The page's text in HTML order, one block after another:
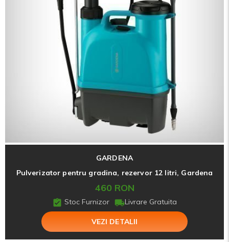
GARDENA
Pulverizator pentru gradina, rezervor 12 litri, Gardena
460 RON
Stoc Furnizor Livrare Gratuita
VEZI DETALII